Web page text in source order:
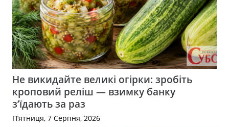
Не викидайте великі огірки: зробіть
кроповий реліш — взимку банку
з’їдають за раз
П’ятниця, 7 Серпня, 2026